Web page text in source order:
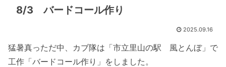
8/3 バードコール作り
2025.09.16
猛暑真っただ中、カブ隊は「市立里山の駅 風とんぼ」で
工作「バードコール作り」をしました。